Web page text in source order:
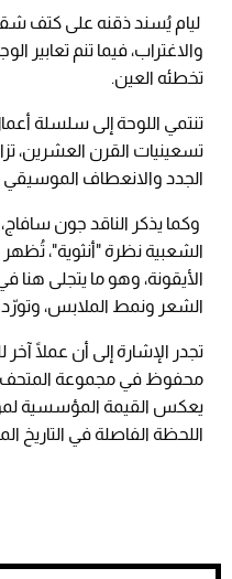
ليام يُسند ذقنه على كتف
والاغتراب، فيما تنم
تخطئه العين.
تنتمي اللوحة إلى سلسلة
تسعينيات القرن العشرين،
الجدد والانعطاف الموسيقي
وكما يذكر الناقد جون
الشعبية نظرة "أنثوية"،
الأيقونة، وهو ما يتجلى هنا
الشعر ونمط الملابس،
تجدر الإشارة إلى أن عملًا آخر
محفوظ في مجموعة المتحف
يعكس القيمة المؤسسية
اللحظة الفاصلة في التاريخ